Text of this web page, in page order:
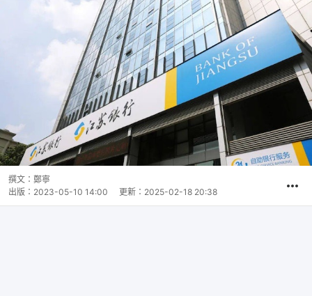
撰文： 鄭寧
出版： 2023-05-10 14:00 更新： 2025-02-18 20:38